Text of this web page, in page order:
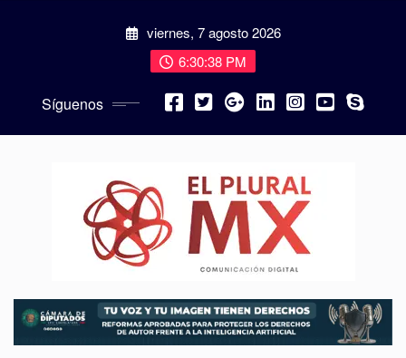
viernes, 7 agosto 2026
6:30:40 PM
Síguenos